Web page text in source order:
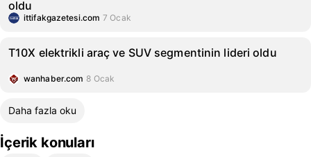
oldu
ittifakgazetesi.com 7 Ocak
T10X elektrikli araç ve SUV segmentinin lideri oldu
wanhaber.com 8 Ocak
Daha fazla oku
İçerik konuları